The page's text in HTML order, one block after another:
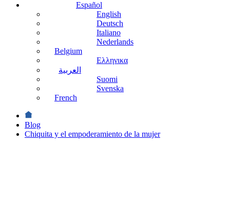
Español
English
Deutsch
Italiano
Nederlands
Belgium
Ελληνικα
العربية
Suomi
Svenska
French
Blog
Chiquita y el empoderamiento de la mujer